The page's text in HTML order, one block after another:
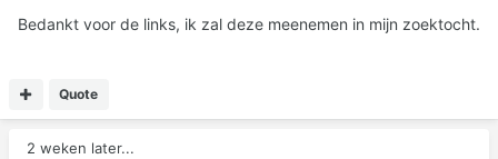
Bedankt voor de links, ik zal deze meenemen in mijn zoektocht.
Quote
2 weken later...